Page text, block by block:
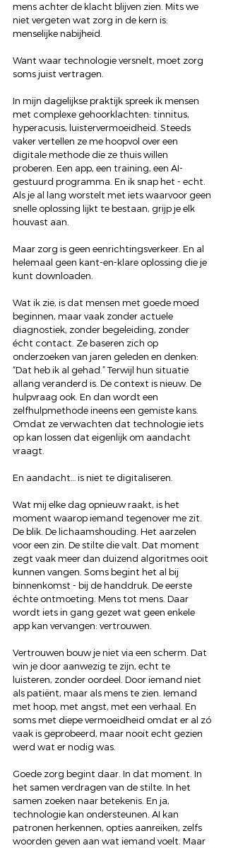
mens achter de klacht blijven zien. Mits we
niet vergeten wat zorg in de kern is:
menselijke nabijheid.
Want waar technologie versnelt, moet zorg
soms juist vertragen.
In mijn dagelijkse praktijk spreek ik mensen
met complexe gehoorklachten: tinnitus,
hyperacusis, luistervermoeidheid. Steeds
vaker vertellen ze me hoopvol over een
digitale methode die ze thuis willen
proberen. Een app, een training, een AI-
gestuurd programma. En ik snap het - echt.
Als je al lang worstelt met iets waarvoor geen
snelle oplossing lijkt te bestaan, grijp je elk
houvast aan.
Maar zorg is geen eenrichtingsverkeer. En al
helemaal geen kant-en-klare oplossing die je
kunt downloaden.
Wat ik zie, is dat mensen met goede moed
beginnen, maar vaak zonder actuele
diagnostiek, zonder begeleiding, zonder
écht contact. Ze baseren zich op
onderzoeken van jaren geleden en denken:
“Dat heb ik al gehad.” Terwijl hun situatie
allang veranderd is. De context is nieuw. De
hulpvraag ook. En dan wordt een
zelfhulpmethode ineens een gemiste kans.
Omdat ze verwachten dat technologie iets
op kan lossen dat eigenlijk om aandacht
vraagt.
En aandacht… is niet te digitaliseren.
Wat mij elke dag opnieuw raakt, is het
moment waarop iemand tegenover me zit.
De blik. De lichaamshouding. Het aarzelen
voor een zin. De stilte die valt. Dat moment
zegt vaak meer dan duizend algoritmes ooit
kunnen vangen. Soms begint het al bij
binnenkomst - bij de handdruk. De eerste
échte ontmoeting. Mens tot mens. Daar
wordt iets in gang gezet wat geen enkele
app kan vervangen: vertrouwen.
Vertrouwen bouw je niet via een scherm. Dat
win je door aanwezig te zijn, echt te
luisteren, zonder oordeel. Door iemand niet
als patiënt, maar als mens te zien. Iemand
met hoop, met angst, met een verhaal. En
soms met diepe vermoeidheid omdat er al zó
vaak is geprobeerd, maar nooit echt gezien
werd wat er nodig was.
Goede zorg begint daar. In dat moment. In
het samen verdragen van de stilte. In het
samen zoeken naar betekenis. En ja,
technologie kan ondersteunen. AI kan
patronen herkennen, opties aanreiken, zelfs
woorden geven aan wat iemand voelt. Maar